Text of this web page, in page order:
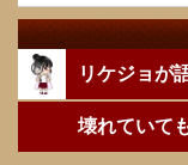
リケジョが
壊れていて